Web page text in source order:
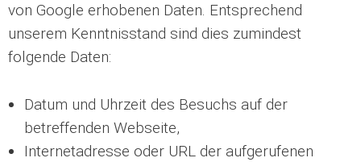
von Google erhobenen Daten. Entsprechend
unserem Kenntnisstand sind dies zumindest
folgende Daten:
Datum und Uhrzeit des Besuchs auf der
betreffenden Webseite,
Internetadresse oder URL der aufgerufenen